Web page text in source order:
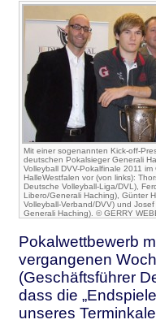
Mit einer sogenannten Kick-off-
deutschen Pokalsieger Generali
Volleyball DVV-Pokalfinale 2011 im
HalleWestfalen vor (von links):
Deutsche Volleyball-Liga/DVL),
Libero/Generali Haching), Günter
Volleyball-Verband/DVV) und
Generali Haching). © GERRY
Pokalwettbewerb
vergangenen
(Geschäftsführer
dass die
unseres